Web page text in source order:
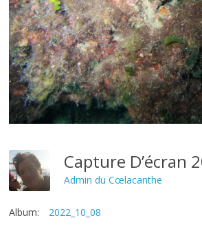
Admin du Cœlacanthe
Album: 2022_10_08